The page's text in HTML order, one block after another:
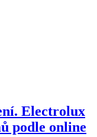
Electrolux
podle online